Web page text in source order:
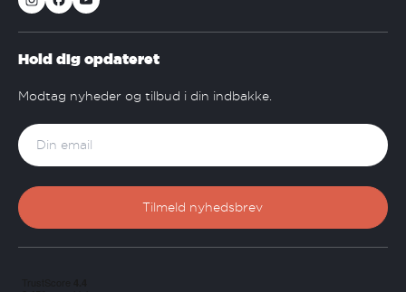
Hold dig opdateret
Modtag nyheder og tilbud i din indbakke.